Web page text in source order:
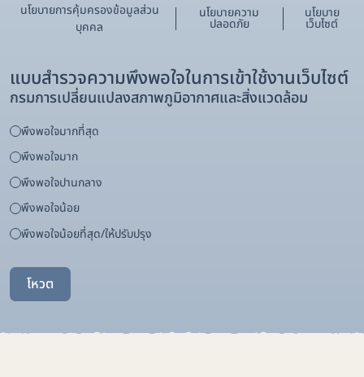
นโยบายการคุ้มครองข้อมูลส่วน
บุคคล
นโยบายความ
ปลอดภัย
นโยบาย
เว็บไซต์
แบบสำรวจความพึงพอใจในการเข้าใช้งานเว็บไซต์
กรมการเปลี่ยนแปลงสภาพภูมิอากาศและสิ่งแวดล้อม
พึงพอใจมากที่สุด
พึงพอใจมาก
พึงพอใจปานกลาง
พึงพอใจน้อย
พึงพอใจน้อยที่สุด/ให้ปรับปรุง
โหวต